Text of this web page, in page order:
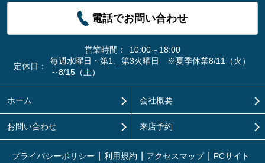
電話でお問い合わせ
営業時間：
10:00～18:00
定休日：
毎週水曜日・第1、第3火曜日 ※夏季休業8/11（火）
～8/15（土）
ホーム 会社概要
お問い合わせ 来店予約
プライバシーポリシー 利用規約 アクセスマップ PCサイト